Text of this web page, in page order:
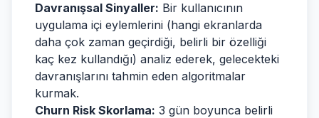
Davranışsal Sinyaller: Bir kullanıcının
uygulama içi eylemlerini (hangi ekranlarda
daha çok zaman geçirdiği, belirli bir özelliği
kaç kez kullandığı) analiz ederek, gelecekteki
davranışlarını tahmin eden algoritmalar
kurmak.
Churn Risk Skorlama: 3 gün boyunca belirli